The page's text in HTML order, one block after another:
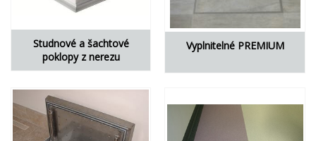
Studnové a šachtové
poklopy z nerezu
Vyplnitelné PREMIUM